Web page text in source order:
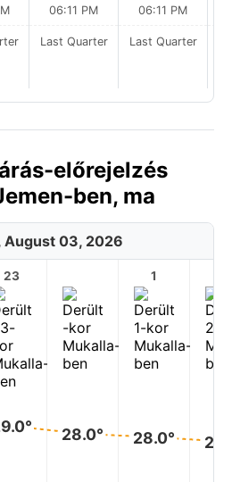
06:11 PM
Last Quarter
06:11 PM
Last Quarter
előrejelzés
ben, ma
August 03, 2026
23
28.0°
1
28.0°